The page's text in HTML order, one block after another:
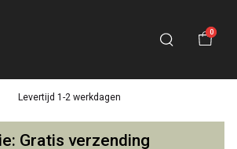
0
Levertijd 1-2 werkdagen
Gratis verzending